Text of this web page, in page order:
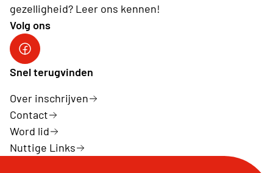
gezelligheid? Leer ons kennen!
Volg ons
Facebook
Snel terugvinden
Over inschrijven
Contact
Word lid
Nuttige Links